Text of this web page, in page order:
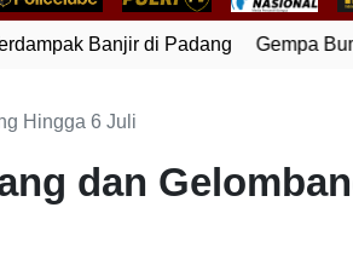
Banjir di Padang Gempa
Hingga 6 Juli
dan